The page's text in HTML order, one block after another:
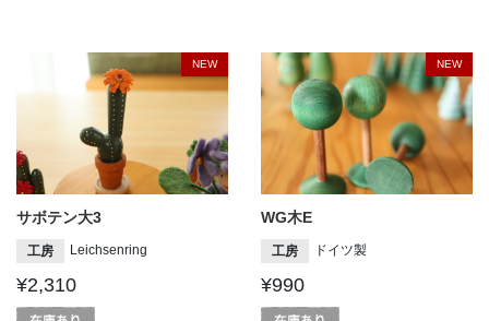
NEW
サボテン大3
工房 Leichsenring
¥2,310
NEW
WG木E
工房 ドイツ製
¥990